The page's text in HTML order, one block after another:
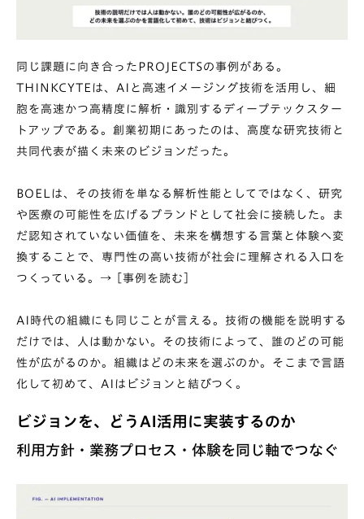
同じ課題に向き合ったPROJECTSの事例がある。
THINKCYTEは、AIと高速イメージング技術を活用し、細
胞を高速かつ高精度に解析・識別するディープテックスター
トアップである。創業初期にあったのは、高度な研究技術と
共同代表が描く未来のビジョンだった。
BOELは、その技術を単なる解析性能としてではなく、研究
や医療の可能性を広げるブランドとして社会に接続した。ま
だ認知されていない価値を、未来を構想する言葉と体験へ変
換することで、専門性の高い技術が社会に理解される入口を
つくっている。→
[事例を読む]
AI時代の組織にも同じことが言える。技術の機能を説明する
だけでは、人は動かない。その技術によって、誰のどの可能
性が広がるのか。組織はどの未来を選ぶのか。そこまで言語
化して初めて、AIはビジョンと結びつく。
ビジョンを、どうAI活用に実装するのか
利用方針・業務プロセス・体験を同じ軸でつなぐ